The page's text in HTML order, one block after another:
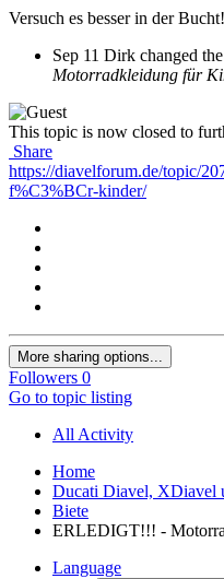
Versuch es besser in der Bucht!
Sep 11 Dirk changed
Motorradkleidung für
This topic is now closed to
Share
https://diavelforum.de/topic/
f%C3%BCr-kinder/
More sharing options...
Followers 0
Go to topic listing
All Activity
Home
Ducati Diavel, XDiavel
Biete
ERLEDIGT!!! -
Language